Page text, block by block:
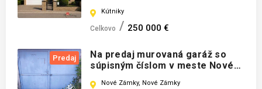
Kútniky
Celkovo 250 000 €
Predaj
Na predaj murovaná garáž so
súpisným číslom v meste Nové
Nové Zámky, Nové Zámky